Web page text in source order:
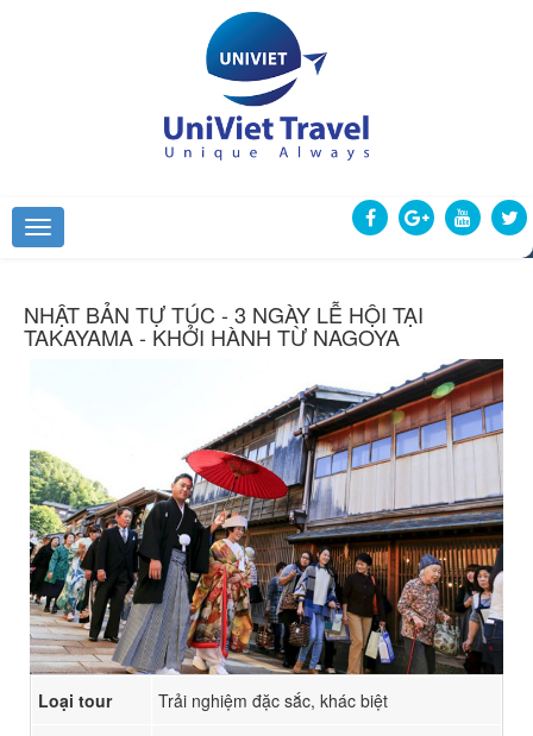
NHẬT BẢN TỰ TÚC - 3 NGÀY LỄ HỘI TẠI
TAKAYAMA - KHỞI HÀNH TỪ NAGOYA
Loại tour Trải nghiệm đặc sắc, khác biệt